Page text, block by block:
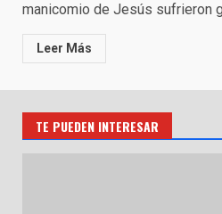
manicomio de Jesús sufrieron
Leer Más
TE PUEDEN INTERESAR